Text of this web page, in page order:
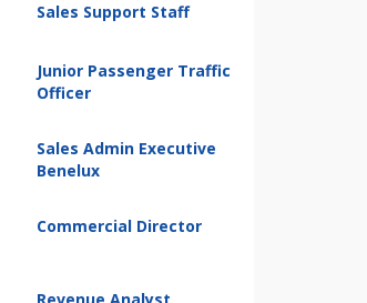
Sales Support Staff
Junior Passenger Traffic
Officer
Sales Admin Executive
Benelux
Commercial Director